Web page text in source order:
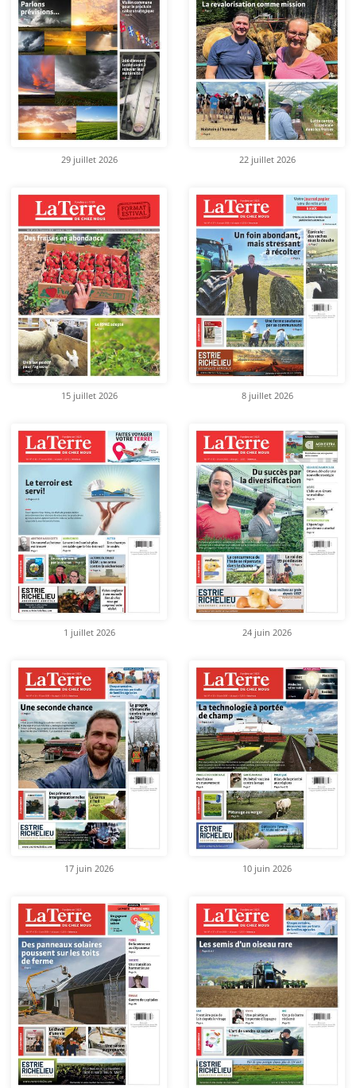
29 juillet 2026 22 juillet 2026
15 juillet 2026 8 juillet 2026
1 juillet 2026 24 juin 2026
17 juin 2026 10 juin 2026